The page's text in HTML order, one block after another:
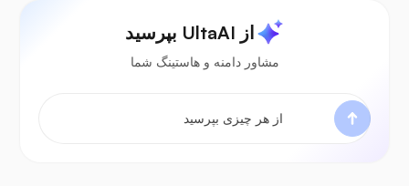
از UltaAI بپرسید
مشاور دامنه و هاستینگ شما